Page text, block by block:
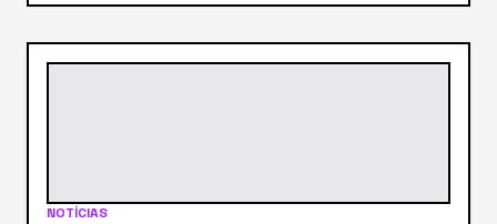
nublados, gelados e quando estamos […]
NOTÍCIAS